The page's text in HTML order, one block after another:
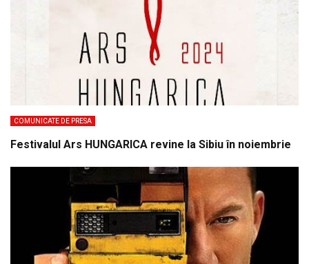
COMUNICATE DE PRESA
Festivalul Ars HUNGARICA revine la Sibiu în noiembrie